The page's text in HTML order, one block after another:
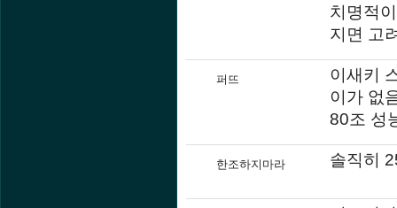
치명적
지면 고
퍼뜨
이새키
이가 없
80조 성
한조하지마라 솔직히